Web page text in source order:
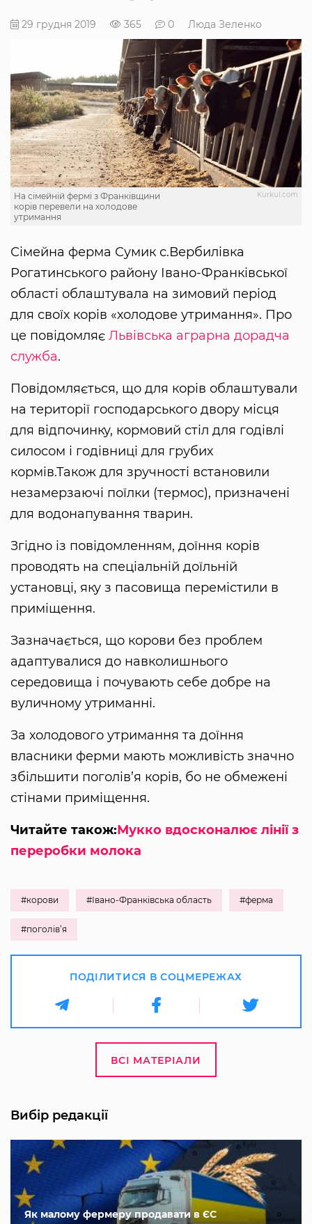
29 грудня 2019 365 0 Люда Зеленко
Kurkul.com
На сімейній фермі з Франківщини
корів перевели на холодове
утримання
Сімейна ферма Сумик с.Вербилівка
Рогатинського району Івано-Франківської
області облаштувала на зимовий період
для своїх корів «холодове утримання». Про
це повідомляє Львівська аграрна дорадча
служба.
Повідомляється, що для корів облаштували
на території господарського двору місця
для відпочинку, кормовий стіл для годівлі
силосом і годівниці для грубих
кормів.Також для зручності встановили
незамерзаючі поїлки (термос), призначені
для водонапування тварин.
Згідно із повідомленням, доїння корів
проводять на спеціальній доїльній
установці, яку з пасовища перемістили в
приміщення.
Зазначається, що корови без проблем
адаптувалися до навколишнього
середовища і почувають себе добре на
вуличному утриманні.
За холодового утримання та доїння
власники ферми мають можливість значно
збільшити поголів’я корів, бо не обмежені
стінами приміщення.
Читайте також:Мукко вдосконалює лінії з
переробки молока
#корови #Івано-Франківська область #ферма
#поголів’я
ПОДІЛИТИСЯ В СОЦМЕРЕЖАХ
ВСІ МАТЕРІАЛИ
Вибір редакції
Як малому фермеру продавати в ЄС